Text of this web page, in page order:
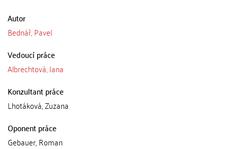
Autor
Bednář, Pavel
Vedoucí práce
Albrechtová, Jana
Konzultant práce
Lhotáková, Zuzana
Oponent práce
Gebauer, Roman